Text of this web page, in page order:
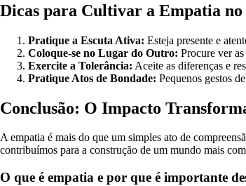
Dicas para Cultivar a Empatia no
Pratique a Escuta Ativa: Esteja presente e
Coloque-se no Lugar do Outro: Procure ver
Exercite a Tolerância: Aceite as diferenças e
Pratique Atos de Bondade: Pequenos gestos
Conclusão: O Impacto
A empatia é mais do que um simples ato de
contribuímos para a construção de um mundo mais
O que é empatia e por que é importante